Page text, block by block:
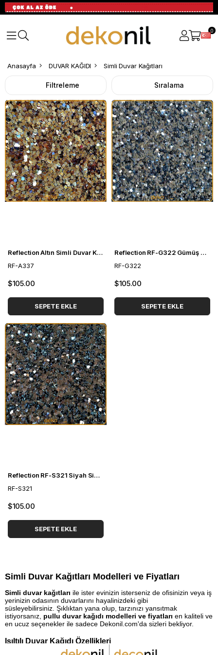
0
Anasayfa DUVAR KAĞIDI Simli Duvar Kağıtları
Filtreleme Sıralama
Reflection Altın Simli Duvar Kağıdı RF-A337
RF-A337
$105.00
SEPETE EKLE
Reflection RF-G322 Gümüş Açık Gri Simli Duvar Kağıdı
RF-G322
$105.00
SEPETE EKLE
Reflection RF-S321 Siyah Simli Duvar Kağıdı
RF-S321
$105.00
SEPETE EKLE
Simli Duvar Kağıtları Modelleri ve Fiyatları
Simli duvar kağıtları ile ister evinizin isterseniz de ofisinizin veya iş
yerinizin odasının duvarlarını hayalinizdeki gibi
süsleyebilirsiniz. Şıklıktan yana olup, tarzınızı yansıtmak
istiyorsanız, pullu duvar kağıdı modelleri ve fiyatları en kaliteli ve
en ucuz seçenekler ile sadece Dekonil.com'da sizleri bekliyor.
Işıltılı Duvar Kağıdı Özellikleri
Simli
Duvar
Kağıtları